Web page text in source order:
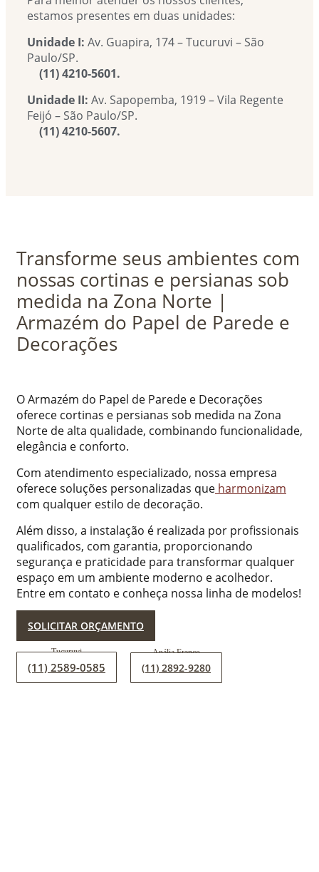
estamos presentes em duas unidades:
Unidade I: Av. Guapira, 174 – Tucuruvi – São
Paulo/SP.
(11) 4210-5601.
Unidade II: Av. Sapopemba, 1919 – Vila Regente
Feijó – São Paulo/SP.
(11) 4210-5607.
Transforme seus ambientes com
nossas cortinas e persianas sob
medida na Zona Norte |
Armazém do Papel de Parede e
Decorações
O Armazém do Papel de Parede e Decorações
oferece cortinas e persianas sob medida na Zona
Norte de alta qualidade, combinando funcionalidade,
elegância e conforto.
Com atendimento especializado, nossa empresa
oferece soluções personalizadas que harmonizam
com qualquer estilo de decoração.
Além disso, a instalação é realizada por profissionais
qualificados, com garantia, proporcionando
segurança e praticidade para transformar qualquer
espaço em um ambiente moderno e acolhedor.
Entre em contato e conheça nossa linha de modelos!
SOLICITAR ORÇAMENTO
(11) 2589-0585 (11) 2892-9280